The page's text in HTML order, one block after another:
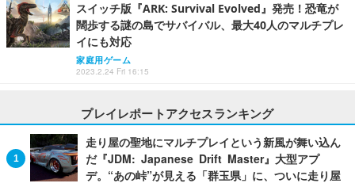
スイッチ版『ARK: Survival Evolved』発売！恐竜が
闊歩する謎の島でサバイバル、最大40人のマルチプレ
イにも対応
家庭用ゲーム
2023.2.24 Fri 16:15
プレイレポートアクセスランキング
走り屋の聖地にマルチプレイという新風が舞い込ん
だ『JDM: Japanese Drift Master』大型アプ
デ。“あの峠”が見える「群玉県」に、ついに走り屋